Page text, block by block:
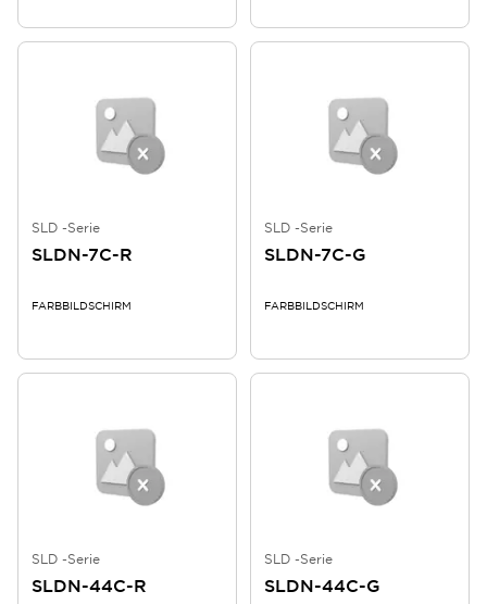
SLD -Serie
SLDN-7C-R
FARBBILDSCHIRM
SLD -Serie
SLDN-7C-G
FARBBILDSCHIRM
SLD -Serie
SLDN-44C-R
SLD -Serie
SLDN-44C-G